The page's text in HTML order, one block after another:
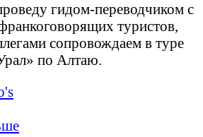
гидом-переводчиком с
туристов,
сопровождаем в туре
по Алтаю.